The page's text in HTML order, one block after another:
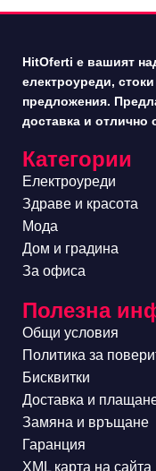
HitOferti е вашият
електроуреди,
предложения.
доставка и отлично
Категории
Електроуреди
Здраве и красота
Мода
Дом и градина
За офиса
Полезна
Общи условия
Политика за
Бисквитки
Доставка и
Замяна и връщане
Гаранция
XML карта на сайта